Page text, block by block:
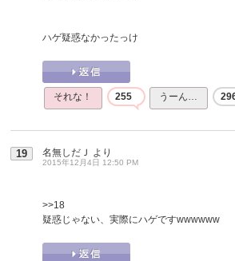
ハゲ疑惑なかったっけ
それな！ 255 うーん…
19 名無しだＪ より
2015年12月4日 12:50 PM
>>18
疑惑じゃない、実際にハゲですwwwwww